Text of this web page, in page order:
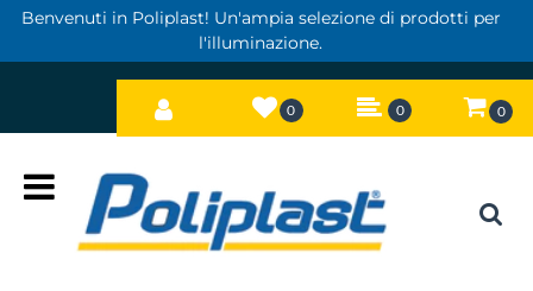
Benvenuti in Poliplast! Un'ampia selezione di prodotti per
l'illuminazione.
0 0 0